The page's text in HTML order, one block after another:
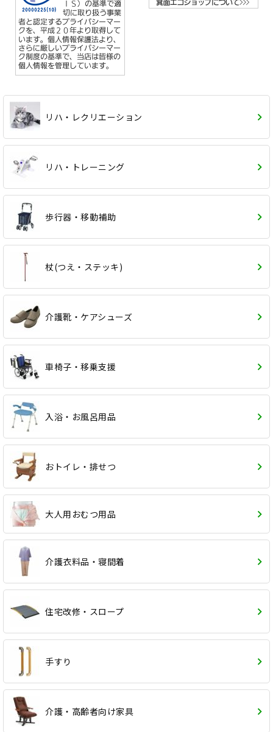
リハ・レクリエーション
リハ・トレーニング
歩行器・移動補助
杖(つえ・ステッキ)
介護靴・ケアシューズ
車椅子・移乗支援
入浴・お風呂用品
おトイレ・排せつ
大人用おむつ用品
介護衣料品・寝間着
住宅改修・スロープ
手すり
介護・高齢者向け家具